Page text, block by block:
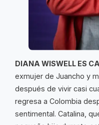
DIANA WISWELL ES
exmujer de Juancho y
después de vivir casi
regresa a Colombia
sentimental. Catalina,